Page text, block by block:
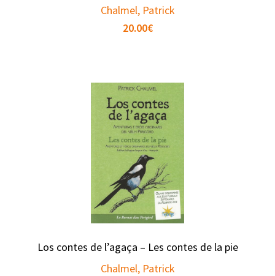
Chalmel, Patrick
20.00€
Los contes de l’agaça – Les contes de la pie
Chalmel, Patrick